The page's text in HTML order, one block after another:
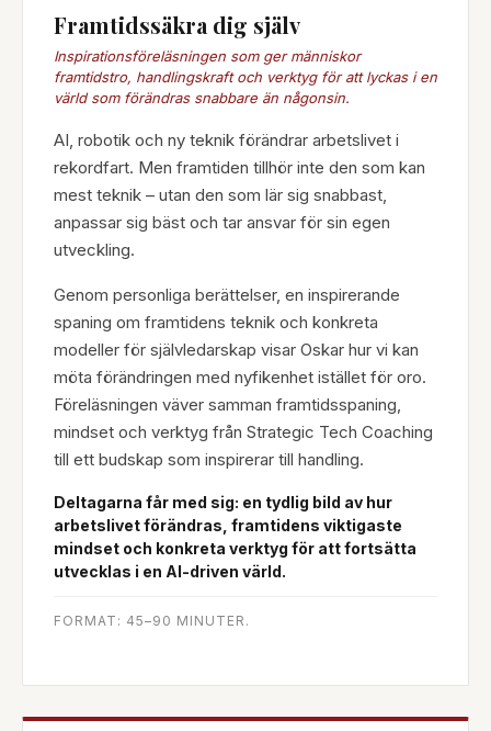
Framtidssäkra dig själv
Inspirationsföreläsningen som ger människor
framtidstro, handlingskraft och verktyg för att lyckas i en
värld som förändras snabbare än någonsin.
AI, robotik och ny teknik förändrar arbetslivet i
rekordfart. Men framtiden tillhör inte den som kan
mest teknik – utan den som lär sig snabbast,
anpassar sig bäst och tar ansvar för sin egen
utveckling.
Genom personliga berättelser, en inspirerande
spaning om framtidens teknik och konkreta
modeller för självledarskap visar Oskar hur vi kan
möta förändringen med nyfikenhet istället för oro.
Föreläsningen väver samman framtidsspaning,
mindset och verktyg från Strategic Tech Coaching
till ett budskap som inspirerar till handling.
Deltagarna får med sig: en tydlig bild av hur
arbetslivet förändras, framtidens viktigaste
mindset och konkreta verktyg för att fortsätta
utvecklas i en AI-driven värld.
FORMAT: 45–90 MINUTER.